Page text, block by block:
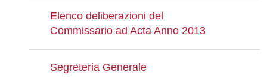
Elenco deliberazioni del
Commissario ad Acta Anno 2013
Segreteria Generale